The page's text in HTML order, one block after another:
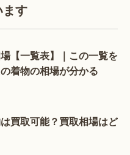
す
【一覧表】｜この一覧を
着物の相場が分かる
買取可能？買取相場はど